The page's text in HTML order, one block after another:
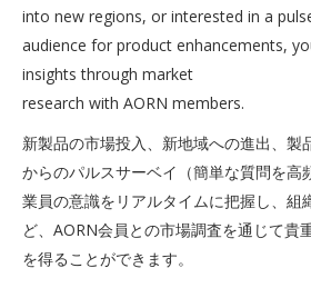
into new regions, or interested in a
audience for product enhancements,
insights through market
research with AORN members.
新製品の市場投入、新地域への進出、製
からのパルスサーベイ（簡単な質問を高
業員の意識をリアルタイムに把握し、組
ど、AORN会員との市場調査を通じて貴
を得ることができます。